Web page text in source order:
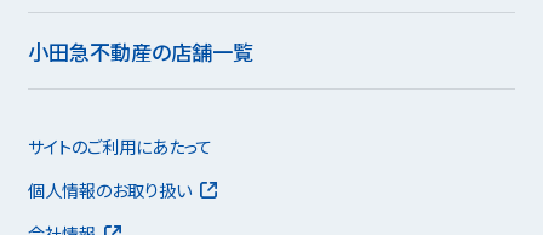
小田急不動産の店舗一覧
サイトのご利用にあたって
個人情報のお取り扱い